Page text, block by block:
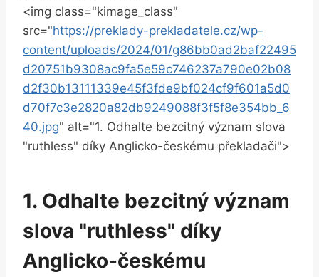
<img class="kimage_class"
src="https://preklady-prekladatele.cz/wp-
content/uploads/2024/01/g86bb0ad2baf22495
d20751b9308ac9fa5e59c746237a790e02b08
d2f30b13111339e45f3fde9bf024cf9f601a5d0
d70f7c3e2820a82db9249088f3f5f8e354bb_6
40.jpg" alt="1. Odhalte bezcitný význam slova
"ruthless" díky Anglicko-českému překladači">
1. Odhalte bezcitný význam
slova "ruthless" díky
Anglicko-českému